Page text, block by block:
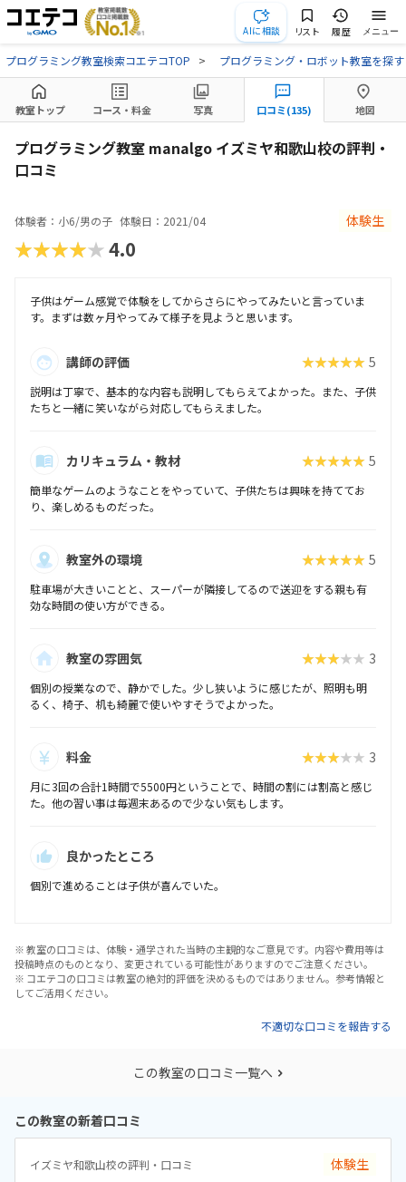
AIに相談 リスト 履歴 メニュー
プログラミング教室検索コエテコTOP プログラミング・ロボット教室を探す
教室トップ コース・料金 写真 口コミ(135) 地図
プログラミング教室 manalgo イズミヤ和歌山校の評判・
口コミ
体験者：小6/男の子 体験日：2021/04 体験生
★★★★★4.0
子供はゲーム感覚で体験をしてからさらにやってみたいと言っていま
す。まずは数ヶ月やってみて様子を見ようと思います。
講師の評価 ★★★★★ 5
説明は丁寧で、基本的な内容も説明してもらえてよかった。また、子供
たちと一緒に笑いながら対応してもらえました。
カリキュラム・教材 ★★★★★ 5
簡単なゲームのようなことをやっていて、子供たちは興味を持ててお
り、楽しめるものだった。
教室外の環境 ★★★★★ 5
駐車場が大きいことと、スーパーが隣接してるので送迎をする親も有
効な時間の使い方ができる。
教室の雰囲気 ★★★★★ 3
個別の授業なので、静かでした。少し狭いように感じたが、照明も明
るく、椅子、机も綺麗で使いやすそうでよかった。
料金 ★★★★★ 3
月に3回の合計1時間で5500円ということで、時間の割には割高と感じ
た。他の習い事は毎週末あるので少ない気もします。
良かったところ
個別で進めることは子供が喜んでいた。
※ 教室の口コミは、体験・通学された当時の主観的なご意見です。内容や費用等は
投稿時点のものとなり、変更されている可能性がありますのでご注意ください。
※ コエテコの口コミは教室の絶対的評価を決めるものではありません。参考情報と
してご活用ください。
不適切な口コミを報告する
この教室の口コミ一覧へ
この教室の新着口コミ
イズミヤ和歌山校の評判・口コミ 体験生